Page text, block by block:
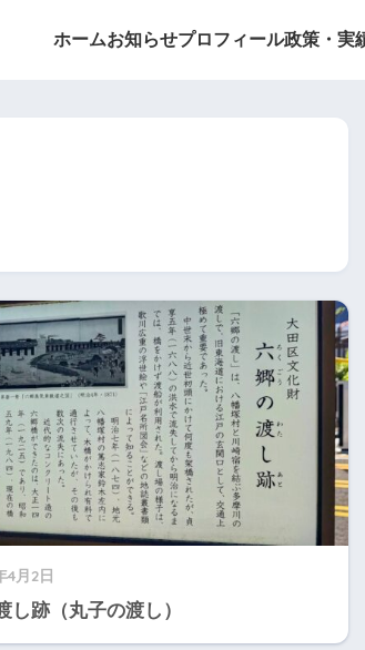
ホームお知らせプロフィール政策・実
4月2日
し跡（丸子の渡し）